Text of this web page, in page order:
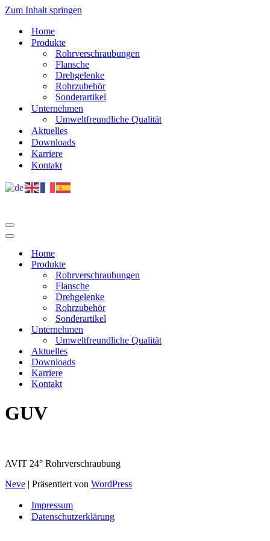
Zum Inhalt springen
Home
Produkte
Rohrverschraubungen
Flansche
Drehgelenke
Rohrzubehör
Sonderartikel
Unternehmen
Umweltfreundliche Qualität
Aktuelles
Downloads
Karriere
Kontakt
Navigations-
Menü
Navigations-
Home
Produkte
Rohrverschraubungen
Flansche
Drehgelenke
Rohrzubehör
Sonderartikel
Unternehmen
Umweltfreundliche Qualität
Aktuelles
Downloads
Karriere
Kontakt
GUV
AVIT 24° Rohrverschraubung
Neve | Präsentiert von WordPress
Impressum
Datenschutzerklärung